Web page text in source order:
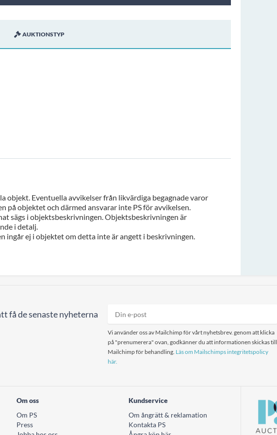
AUKTIONSTYP
objekt. Eventuella avvikelser från likvärdiga begagnade varor
på objektet och därmed ansvarar inte PS för avvikelsen.
sägs i objektsbeskrivningen. Objektsbeskrivningen är
i detalj.
ingår ej i objektet om detta inte är angett i beskrivningen.
få de senaste nyheterna
Vi använder oss av Mailchimp för vårt nyhetsbrev. genom att klicka
på "prenumerera" ovan, godkänner du att informationen skickas till
Mailchimp för behandling. Läs om Mailschimps integritetspolicy
här.
Om oss
Om PS
Press
Kundservice
Om ångrätt & reklamation
Kontakta PS